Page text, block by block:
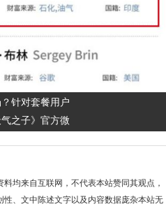
针对套餐用户
之子》官方微
均来自互联网，不代表本站赞同其观点，
、文中陈述文字以及内容数据庞杂本站无